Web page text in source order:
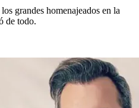
grandes homenajeados en la
de todo.